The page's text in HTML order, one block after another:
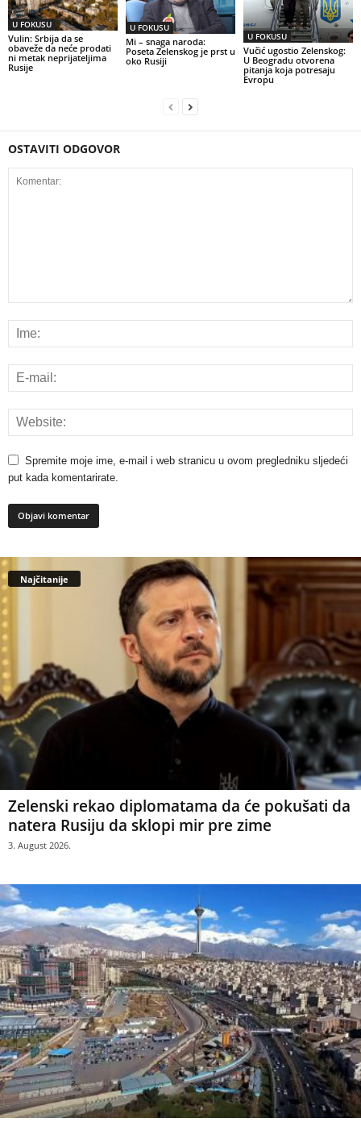
U FOKUSU
Vulin: Srbija da se
obaveže da neće prodati
ni metak neprijateljima
Rusije
U FOKUSU
Mi – snaga naroda:
Poseta Zelenskog je prst u
oko Rusiji
U FOKUSU
Vučić ugostio Zelenskog:
U Beogradu otvorena
pitanja koja potresaju
Evropu
OSTAVITI ODGOVOR
Spremite moje ime, e-mail i web stranicu u ovom pregledniku sljedeći
put kada komentarirate.
Najčitanije
Zelenski rekao diplomatama da će pokušati da
natera Rusiju da sklopi mir pre zime
3. August 2026.